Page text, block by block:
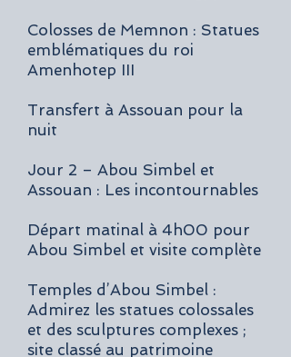
Colosses de Memnon : Statues
emblématiques du roi
Amenhotep III
Transfert à Assouan pour la
nuit
Jour 2 – Abou Simbel et
Assouan : Les incontournables
Départ matinal à 4h00 pour
Abou Simbel et visite complète
Temples d’Abou Simbel :
Admirez les statues colossales
et des sculptures complexes ;
site classé au patrimoine